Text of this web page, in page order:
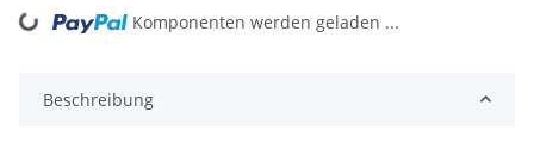
Loading... Komponenten werden geladen ...
Beschreibung